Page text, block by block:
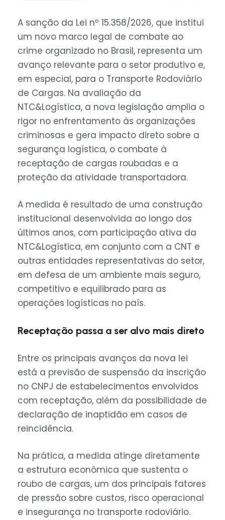
A sanção da Lei nº 15.358/2026, que institui
um novo marco legal de combate ao
crime organizado no Brasil, representa um
avanço relevante para o setor produtivo e,
em especial, para o Transporte Rodoviário
de Cargas. Na avaliação da
NTC&Logística, a nova legislação amplia o
rigor no enfrentamento às organizações
criminosas e gera impacto direto sobre a
segurança logística, o combate à
receptação de cargas roubadas e a
proteção da atividade transportadora.
A medida é resultado de uma construção
institucional desenvolvida ao longo dos
últimos anos, com participação ativa da
NTC&Logística, em conjunto com a CNT e
outras entidades representativas do setor,
em defesa de um ambiente mais seguro,
competitivo e equilibrado para as
operações logísticas no país.
Receptação passa a ser alvo mais direto
Entre os principais avanços da nova lei
está a previsão de suspensão da inscrição
no CNPJ de estabelecimentos envolvidos
com receptação, além da possibilidade de
declaração de inaptidão em casos de
reincidência.
Na prática, a medida atinge diretamente
a estrutura econômica que sustenta o
roubo de cargas, um dos principais fatores
de pressão sobre custos, risco operacional
e insegurança no transporte rodoviário.